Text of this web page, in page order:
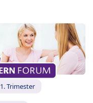
1. Trimester